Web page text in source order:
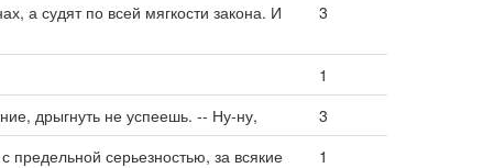
а судят по всей мягкости закона. И
3
1
дрыгнуть не успеешь. -- Ну-ну,
3
предельной серьезностью, за всякие
1